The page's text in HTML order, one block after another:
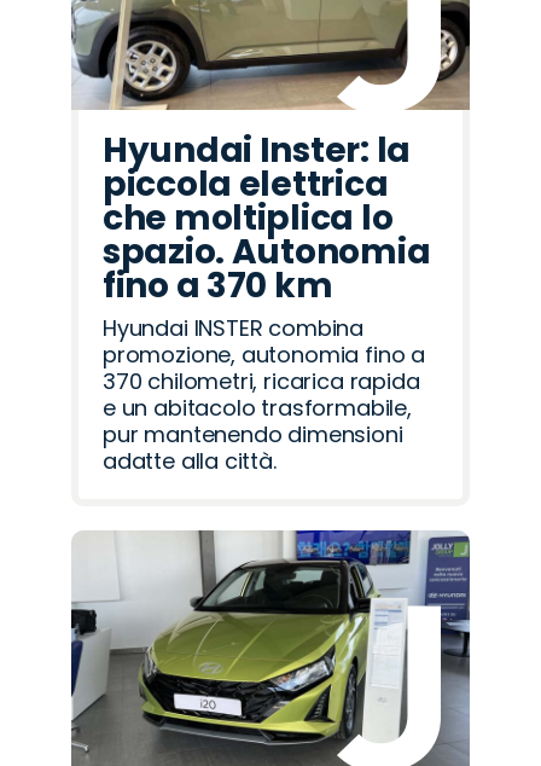
Hyundai Inster: la
piccola elettrica
che moltiplica lo
spazio. Autonomia
fino a 370 km
Hyundai INSTER combina
promozione, autonomia fino a
370 chilometri, ricarica rapida
e un abitacolo trasformabile,
pur mantenendo dimensioni
adatte alla città.